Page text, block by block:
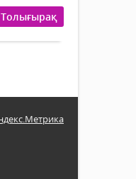
Толығырақ